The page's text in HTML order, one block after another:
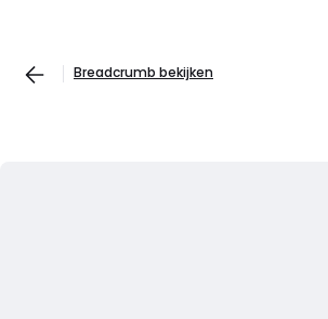
Breadcrumb bekijken